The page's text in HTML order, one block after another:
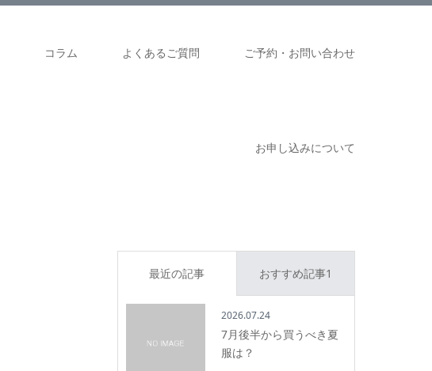
コラム よくあるご質問 ご予約・お問い合わせ
お申し込みについて
最近の記事 おすすめ記事1
2026.07.24
7月後半から買うべき夏
服は？